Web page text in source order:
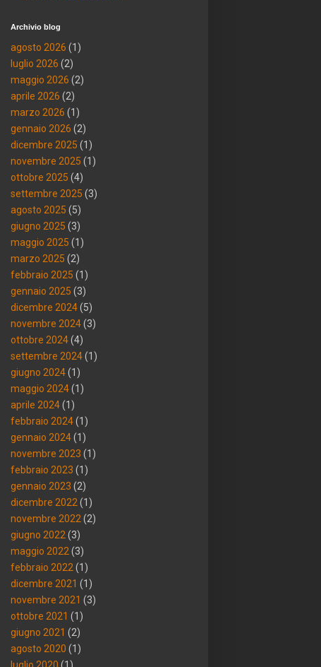
Archivio blog
agosto 2026 (1)
luglio 2026 (2)
maggio 2026 (2)
aprile 2026 (2)
marzo 2026 (1)
gennaio 2026 (2)
dicembre 2025 (1)
novembre 2025 (1)
ottobre 2025 (4)
settembre 2025 (3)
agosto 2025 (5)
giugno 2025 (3)
maggio 2025 (1)
marzo 2025 (2)
febbraio 2025 (1)
gennaio 2025 (3)
dicembre 2024(5)
novembre 2024(3)
ottobre 2024(4)
settembre 2024(1)
giugno 2024(1)
maggio 2024(1)
aprile 2024(1)
febbraio 2024(1)
gennaio 2024(1)
novembre 2023 (1)
febbraio 2023 (1)
gennaio 2023 (2)
dicembre 2022 (1)
novembre 2022 (2)
giugno 2022 (3)
maggio 2022 (3)
febbraio 2022 (1)
dicembre 2021 (1)
novembre 2021 (3)
ottobre 2021 (1)
giugno 2021 (2)
agosto 2020 (1)
luglio 2020 (1)